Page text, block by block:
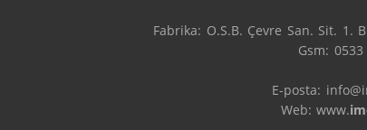
Fabrika: O.S.B. Çevre San. Sit. 1.
Gsm:
E-posta:
Web: www.